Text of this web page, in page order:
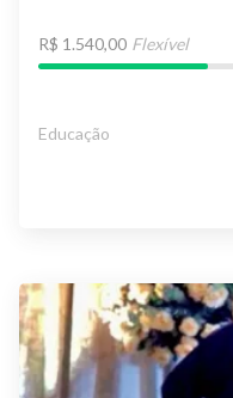
R$ 1.540,00 Flexível
Educação